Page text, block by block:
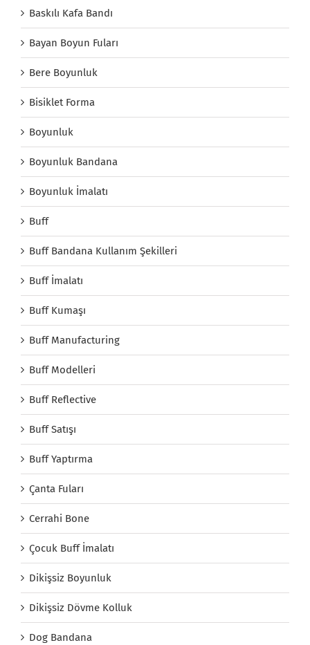
Baskılı Kafa Bandı
Bayan Boyun Fuları
Bere Boyunluk
Bisiklet Forma
Boyunluk
Boyunluk Bandana
Boyunluk İmalatı
Buff
Buff Bandana Kullanım Şekilleri
Buff İmalatı
Buff Kumaşı
Buff Manufacturing
Buff Modelleri
Buff Reflective
Buff Satışı
Buff Yaptırma
Çanta Fuları
Cerrahi Bone
Çocuk Buff İmalatı
Dikişsiz Boyunluk
Dikişsiz Dövme Kolluk
Dog Bandana